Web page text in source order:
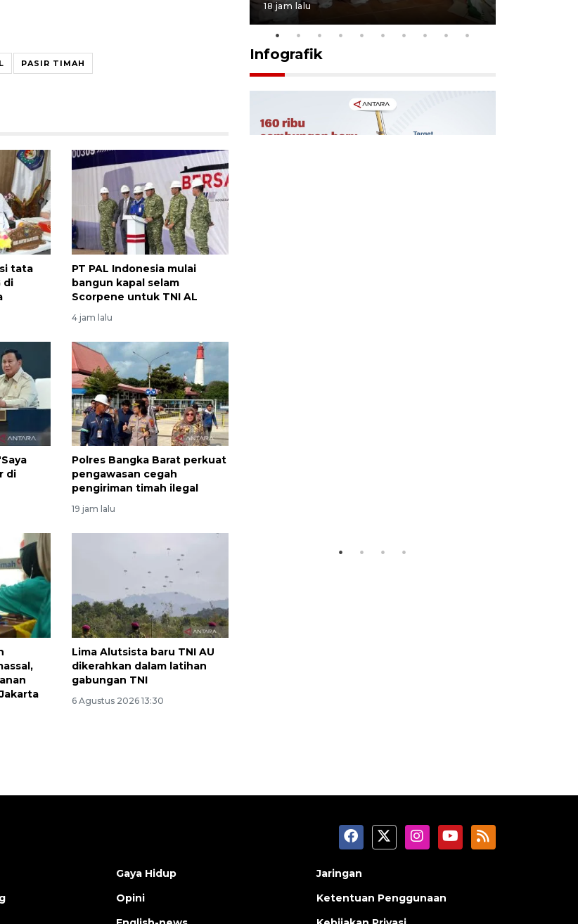
PASIR TIMAH
tata
di
PT PAL Indonesia mulai
bangun kapal selam
Scorpene untuk TNI AL
4 jam lalu
di
Polres Bangka Barat perkuat
pengawasan cegah
pengiriman timah ilegal
19 jam lalu
Lima Alutsista baru TNI AU
dikerahkan dalam latihan
gabungan TNI
6 Agustus 2026 13:30
18 jam lalu
Infografik
Ekonomi triwulan II-2026
tumbuh 5,29 persen
Gaya Hidup
Opini
Jaringan
Ketentuan Penggunaan